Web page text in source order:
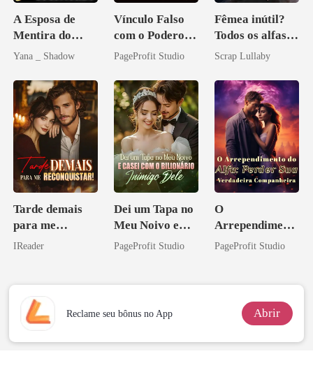
A Esposa de
Mentira do
Sottocapo
Yana _ Shadow
Vínculo Falso
com o Poderoso
Inimigo do Meu
PageProfit Studio
Fêmea inútil?
Todos os alfas
me querem!
Scrap Lullaby
Tarde demais
para me
reconquistar!
IReader
Dei um Tapa no
Meu Noivo e
Casei com o
PageProfit Studio
O
Arrependiment
o do Alfa:
Companheira
PageProfit Studio
Reclame seu bônus no App Abrir